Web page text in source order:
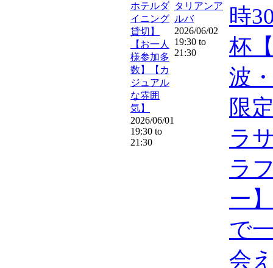
ホテルダ
イニング
貸切】
【お一人
様参加多
数】【カ
ジュアル
な雰囲
気】
2026/06/01
19:30 to
21:30
タリアンア
ルバ
2026/06/02
19:30 to
21:30
時
杯
波
限
ラ
ラ
ー
で
会